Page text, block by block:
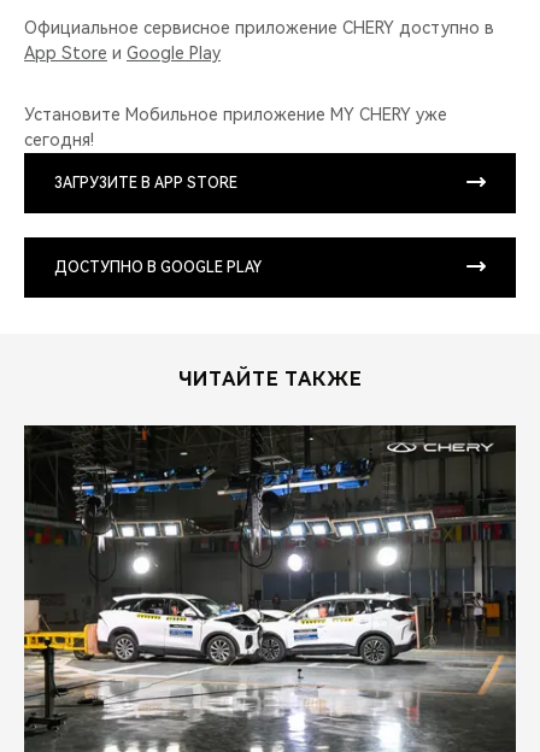
Официальное сервисное приложение CHERY доступно в
App Store и Google Play
Установите Мобильное приложение MY CHERY уже
сегодня!
ЗАГРУЗИТЕ В APP STORE
ДОСТУПНО В GOOGLE PLAY
ЧИТАЙТЕ ТАКЖЕ